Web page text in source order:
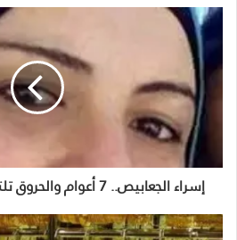
إسراء الجعابيص.. 7 أعوام والحروق تلتهم منها الجسد والروح